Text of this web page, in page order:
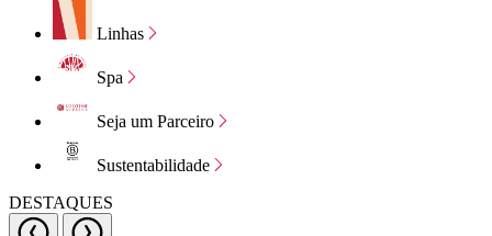
Linhas
Spa
Seja um Parceiro
Sustentabilidade
DESTAQUES